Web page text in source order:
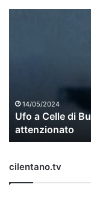
i
u
l
14/05/2024
Ufo a Celle di
attenzionato
cilentano.tv